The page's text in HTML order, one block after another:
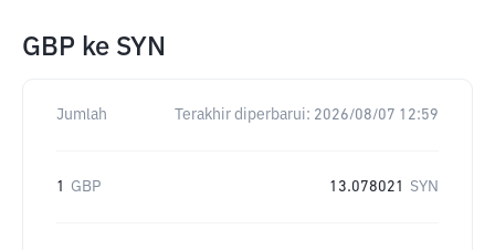
GBP ke SYN
Jumlah Terakhir diperbarui: 2026/08/07 12:59
1 GBP 13.078021 SYN